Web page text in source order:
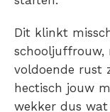
Dit klinkt
schooljuffrouw,
voldoende rust
hectisch jouw
wekker dus wat